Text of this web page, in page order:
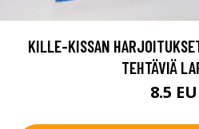
KILLE-KISSAN
TEHTÄVIÄ
8.5